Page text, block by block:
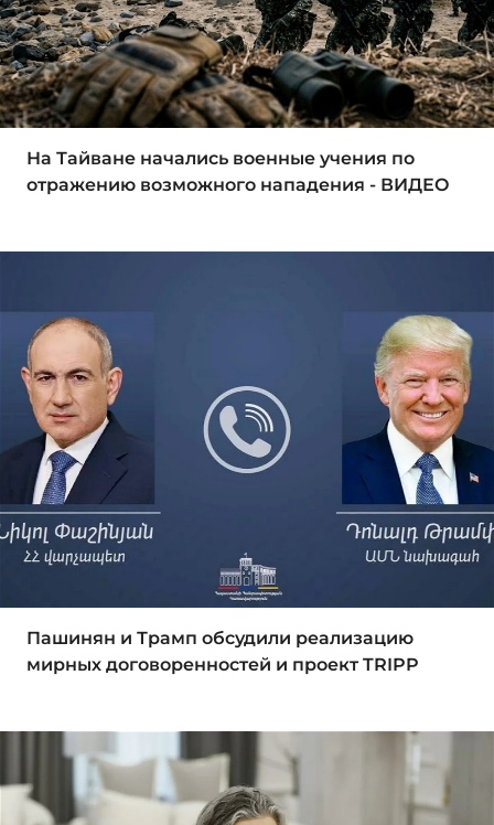
На Тайване начались военные учения по
отражению возможного нападения - ВИДЕО
Пашинян и Трамп обсудили реализацию
мирных договоренностей и проект TRIPP